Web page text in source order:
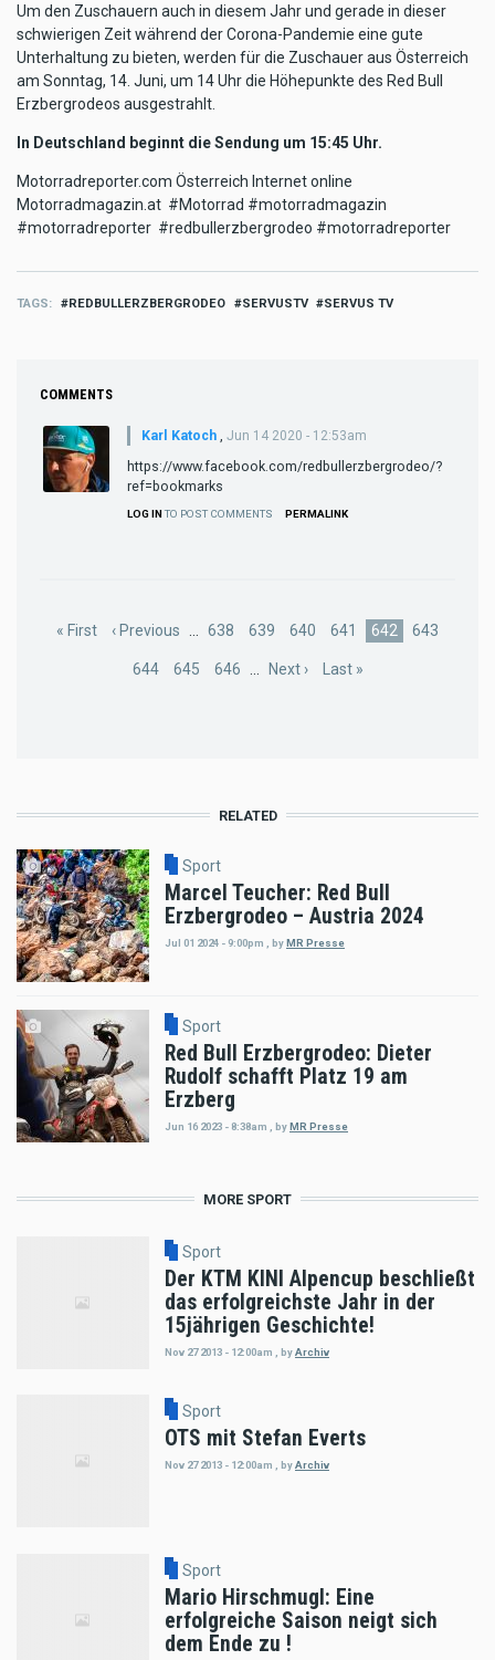
Um den Zuschauern auch in diesem Jahr und gerade in dieser
schwierigen Zeit während der Corona-Pandemie eine gute
Unterhaltung zu bieten, werden für die Zuschauer aus Österreich
am Sonntag, 14. Juni, um 14 Uhr die Höhepunkte des Red Bull
Erzbergrodeos ausgestrahlt.
In Deutschland beginnt die Sendung um 15:45 Uhr.
Motorradreporter.com Österreich Internet online
Motorradmagazin.at #Motorrad #motorradmagazin
#motorradreporter #redbullerzbergrodeo #motorradreporter
TAGS REDBULLERZBERGRODEO SERVUSTV SERVUS TV
COMMENTS
Karl Katoch Jun 14 2020 - 12:53am
https://www.facebook.com/redbullerzbergrodeo/?
ref=bookmarks
LOG IN TO POST COMMENTS PERMALINK
First
« First
Previous
‹ Previous … Page
638 Page
639 Page
640 Page
641
Current
642 Page
643
Page
644 Page
645 Page
646 …
Next
Next ›
Last
Last »
RELATED
Sport
Marcel Teucher: Red Bull
Erzbergrodeo – Austria 2024
Jul 01 2024 - 9:00pm , byMR Presse
Sport
Red Bull Erzbergrodeo: Dieter
Rudolf schafft Platz 19 am
Erzberg
Jun 16 2023 - 8:38am byMR Presse
MORE SPORT
Sport
Der KTM KINI Alpencup beschließt
das erfolgreichste Jahr in der
15jährigen Geschichte!
Nov 27 2013 - 12:00am , byArchiv
Sport
OTS mit Stefan Everts
Nov 27 2013 - 12:00am byArchiv
Sport
Mario Hirschmugl: Eine
erfolgreiche Saison neigt sich
dem Ende zu !